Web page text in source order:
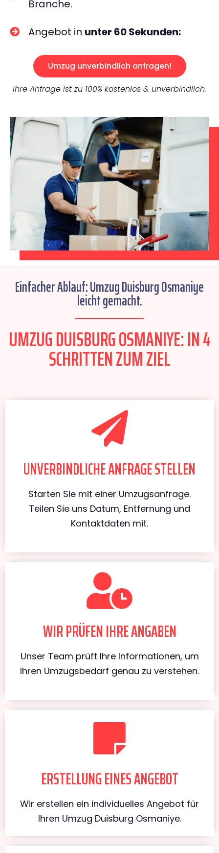
Branche.
Angebot in unter 60 Sekunden:
Umzug unverbindlich anfragen!
Ihre Anfrage ist zu 100% kostenlos & unverbindlich.
Einfacher Ablauf: Umzug Duisburg Osmaniye
leicht gemacht.
UMZUG DUISBURG OSMANIYE: IN 4
SCHRITTEN ZUM ZIEL
UNVERBINDLICHE ANFRAGE STELLEN
Starten Sie mit einer Umzugsanfrage.
Teilen Sie uns Datum, Entfernung und
Kontaktdaten mit.
WIR PRÜFEN IHRE ANGABEN
Unser Team prüft Ihre Informationen, um
Ihren Umzugsbedarf genau zu verstehen.
ERSTELLUNG EINES ANGEBOT
Wir erstellen ein individuelles Angebot für
Ihren Umzug Duisburg Osmaniye.